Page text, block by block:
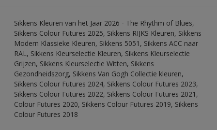
Sikkens Kleuren van het Jaar 2026 - The Rhythm of Blues,
Sikkens Colour Futures 2025, Sikkens RIJKS Kleuren, Sikkens
Modern Klassieke Kleuren, Sikkens 5051, Sikkens ACC naar
RAL, Sikkens Kleurselectie Kleuren, Sikkens Kleurselectie
Grijzen, Sikkens Kleurselectie Witten, Sikkens
Gezondheidszorg, Sikkens Van Gogh Collectie kleuren,
Sikkens Colour Futures 2024, Sikkens Colour Futures 2023,
Sikkens Colour Futures 2022, Sikkens Colour Futures 2021,
Colour Futures 2020, Sikkens Colour Futures 2019, Sikkens
Colour Futures 2018